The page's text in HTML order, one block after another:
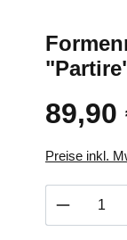
Regulärer
89,90
Preise inkl.